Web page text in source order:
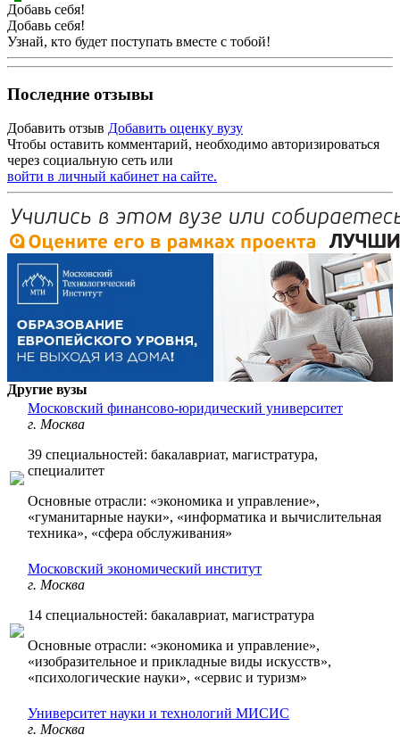
Добавь себя!
Добавь себя!
Узнай, кто будет поступать вместе с тобой!
Последние отзывы
Добавить отзыв Добавить оценку вузу
Чтобы оставить комментарий, необходимо авторизироваться
через социальную сеть или
войти в личный кабинет на сайте.
Другие вузы
Московский финансово-юридический университет
г. Москва
39 специальностей: бакалавриат, магистратура,
специалитет
Основные отрасли: «экономика и управление»,
«гуманитарные науки», «информатика и вычислительная
техника», «сфера обслуживания»
Московский экономический институт
г. Москва
14 специальностей: бакалавриат, магистратура
Основные отрасли: «экономика и управление»,
«изобразительное и прикладные виды искусств»,
«психологические науки», «сервис и туризм»
Университет науки и технологий МИСИС
г. Москва